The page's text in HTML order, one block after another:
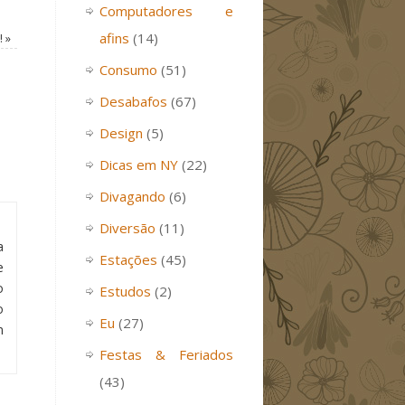
»
Computadores e
afins (14)
Consumo (51)
Desabafos (67)
Design (5)
Dicas em NY (22)
Divagando (6)
Diversão (11)
Estações (45)
Estudos (2)
Eu (27)
Festas & Feriados
(43)